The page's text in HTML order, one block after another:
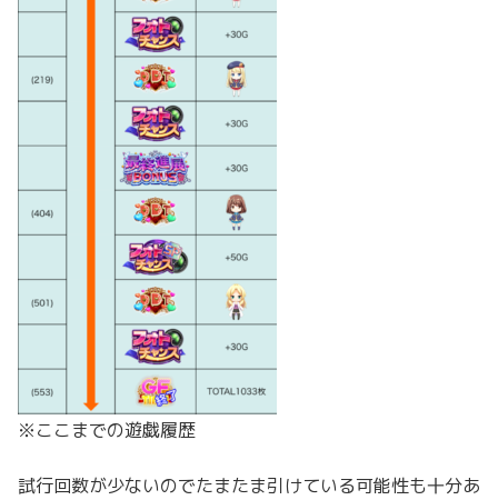
※ここまでの遊戯履歴
試行回数が少ないのでたまたま引けている可能性も十分あ